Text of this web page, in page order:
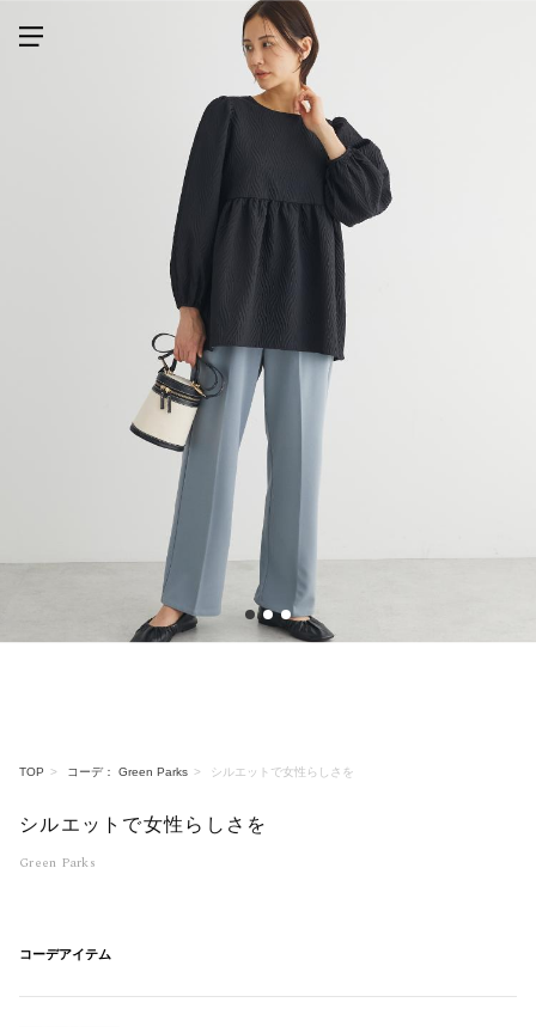
TOP コーデ： Green Parks シルエットで女性らしさを
シルエットで女性らしさを
Green Parks
コーデアイテム
1 2 3